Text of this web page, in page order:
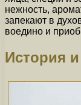
нежность,
запекают в
воедино и
История